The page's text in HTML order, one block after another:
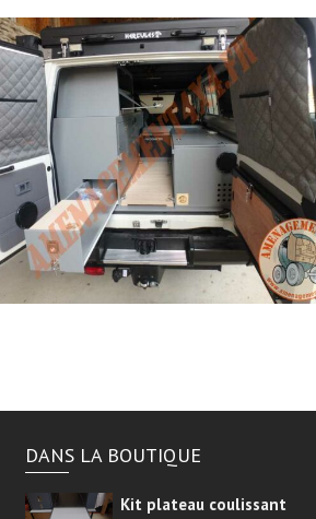
DANS LA BOUTIQUE
Kit plateau coulissant